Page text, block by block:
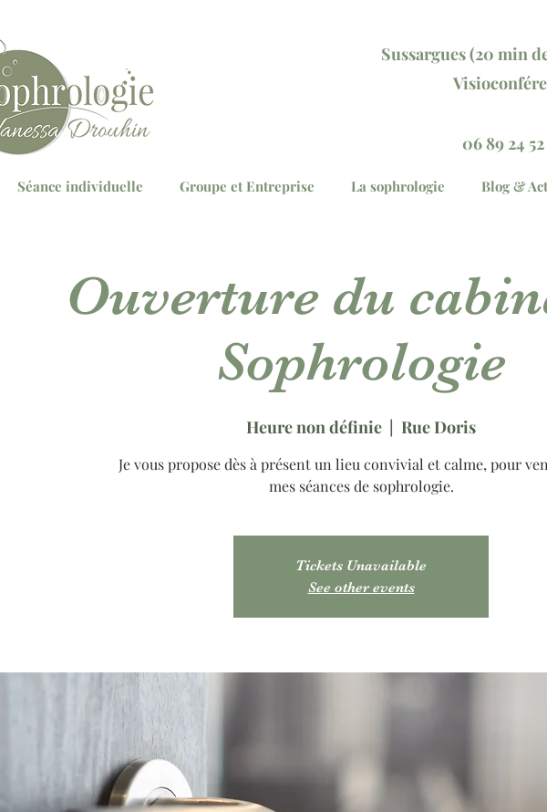
Sussargues (20 min
06 89 24 52
Séance individuelle Groupe et Entreprise La sophrologie Blog &
Ouverture du
Sophrologie
Heure non définie
  |
Rue Doris
Je vous propose dès à présent un lieu convivial et calme, pour
mes séances de sophrologie.
Tickets Unavailable
See other events